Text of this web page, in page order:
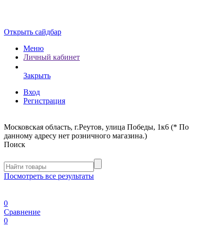
Открыть сайдбар
Меню
Личный кабинет
Закрыть
Вход
Регистрация
Московская область, г.Реутов, улица Победы, 1к6 (* По
данному адресу нет розничного магазина.)
Поиск
Посмотреть все результаты
0
Сравнение
0